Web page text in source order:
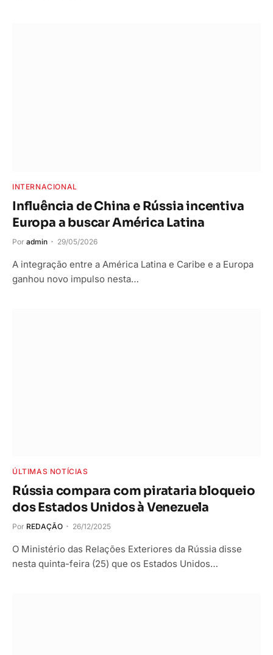
INTERNACIONAL
Influência de China e Rússia incentiva
Europa a buscar América Latina
Por admin 29/05/2026
A integração entre a América Latina e Caribe e a Europa
ganhou novo impulso nesta…
ÚLTIMAS NOTÍCIAS
Rússia compara com pirataria bloqueio
dos Estados Unidos à Venezuela
Por REDAÇÃO 26/12/2025
O Ministério das Relações Exteriores da Rússia disse
nesta quinta-feira (25) que os Estados Unidos…